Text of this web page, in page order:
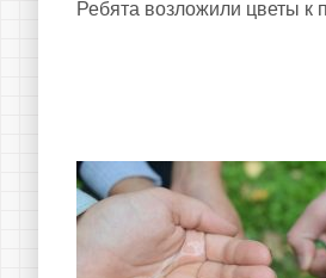
Ребята возложили цветы к